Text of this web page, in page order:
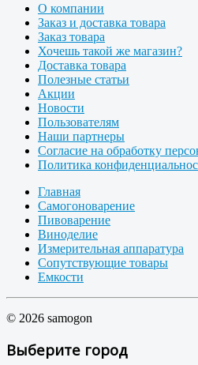
О компании
Заказ и доставка товара
Заказ товара
Хочешь такой же магазин?
Доставка товара
Полезные статьи
Акции
Новости
Пользователям
Наши партнеры
Согласие на обработку
Политика
Главная
Самогоноварение
Пивоварение
Виноделие
Измерительная аппаратура
Сопутствующие товары
Емкости
© 2026 samogon
Выберите город